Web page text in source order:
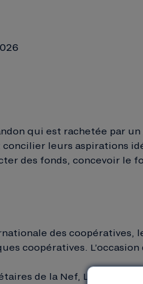
qui est rachetée par
leurs aspirations
des fonds, concevoir le
des
coopératives.
de la Nef, Label